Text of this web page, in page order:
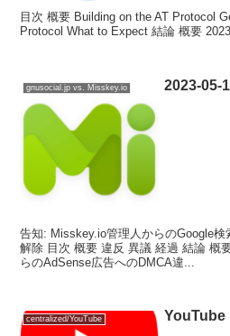
目次 概要 Building on the AT Protocol
Protocol What to Expect 結論 概要
gnusocial.jp vs. Misskey.io 2023-05-
告知: Misskey.io管理人からのGoogle
解除 目次 概要 違反 異議 経過 結論 概
らのAdSense広告へのDMCA違...
centralized/YouTube YouTube